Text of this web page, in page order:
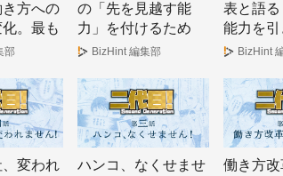
方への
。最も
が給与
部
の「先を見越す能
力」を付けるため
の、新しい組織・マ
BizHint 編集部
表と語
能力を
とは」
BizHint
変われ
ハンコ、なくせませ
働き方改